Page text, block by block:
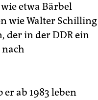
etwa Bärbel
wie Walter Schilling
der in der DDR ein
nach
ab 1983 leben